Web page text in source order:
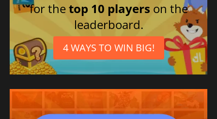
for thetop 10 players on the
leaderboard.
4 WAYS TO WIN BIG!